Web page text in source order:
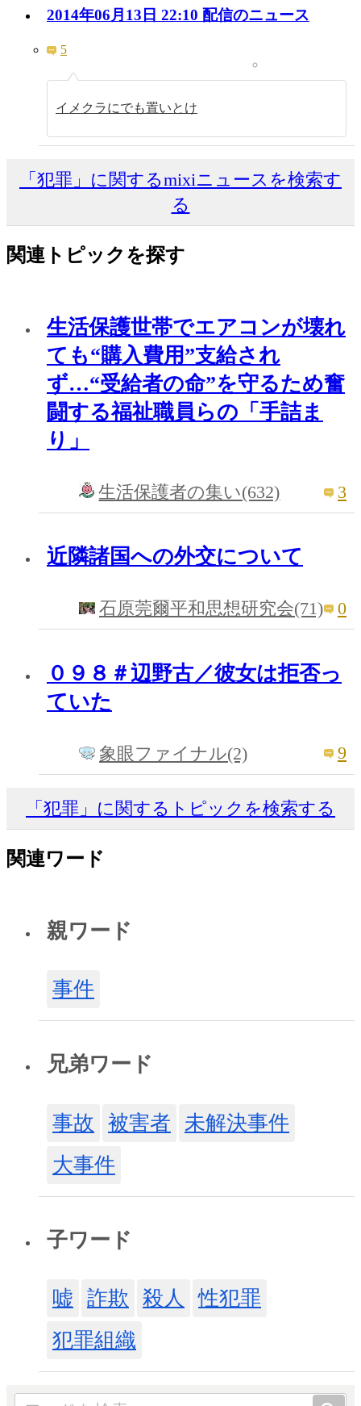
2014年06月13日 22:10 配信のニュース
5
イメクラにでも置いとけ
「犯罪」に関するmixiニュースを検索す
る
関連トピックを探す
生活保護世帯でエアコンが壊れ
ても“購入費用”支給され
ず…“受給者の命”を守るため奮
闘する福祉職員らの「手詰ま
り」
生活保護者の集い(632) 3
近隣諸国への外交について
石原莞爾平和思想研究会(71) 0
０９８＃辺野古／彼女は拒否っ
ていた
象眼ファイナル(2) 9
「犯罪」に関するトピックを検索する
関連ワード
親ワード
事件
兄弟ワード
事故 被害者
未解決事件
大事件
子ワード
嘘 詐欺 殺人
性犯罪
犯罪組織